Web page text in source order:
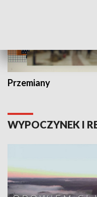
Przemiany
WYPOCZYNEK I